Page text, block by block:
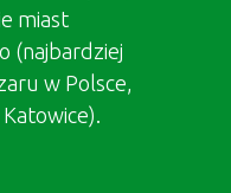
miast
(najbardziej
w Polsce,